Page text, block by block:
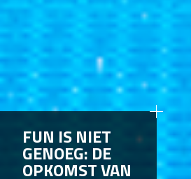
FUN IS NIET
GENOEG: DE
OPKOMST VAN